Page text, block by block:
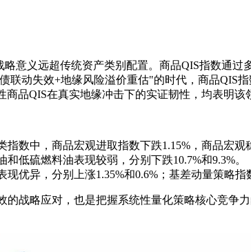
意义远超传统资产类别配置。商品QIS指数通
动失效+地缘风险溢价重估"的时代，商品QIS
品QIS在真实地缘冲击下的实证韧性，均表明该
数中，商品宏观进取指数下跌1.15%，商品宏观
低硫燃料油表现较弱，分别下跌10.7%和9.3%。
优异，分别上涨1.35%和0.6%；基差动量策略指
战略应对，也是把握系统性量化策略核心竞争